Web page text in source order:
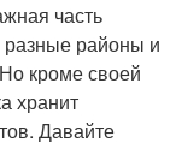
часть
районы и
кроме своей
хранит
Давайте